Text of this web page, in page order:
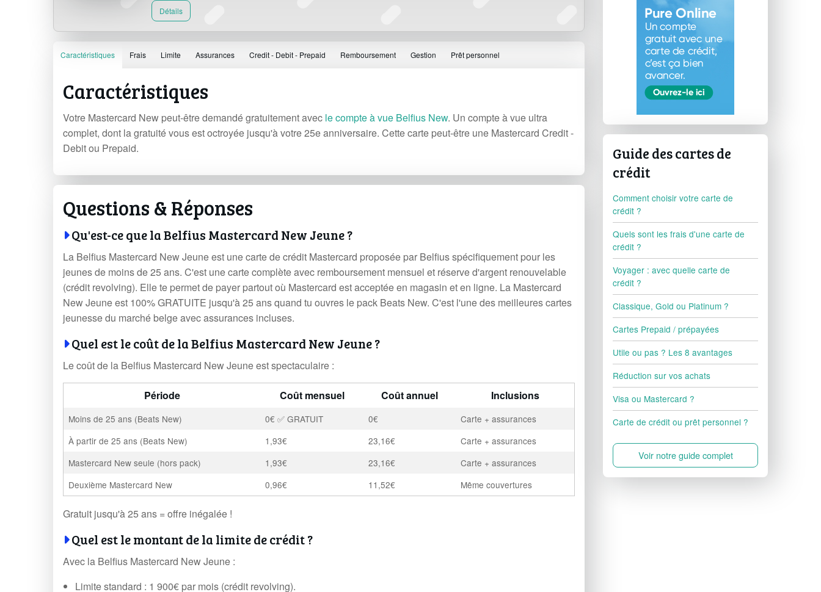
Détails
Caractéristiques Frais Limite Assurances Credit - Debit - Prepaid Remboursement Gestion Prêt personnel
Caractéristiques
Votre Mastercard New peut-être demandé gratuitement avec le compte à vue Belfius New. Un compte à vue ultra
complet, dont la gratuité vous est octroyée jusqu'à votre 25e anniversaire. Cette carte peut-être une Mastercard Credit -
Debit ou Prepaid.
Questions & Réponses
Qu'est-ce que la Belfius Mastercard New Jeune ?
La Belfius Mastercard New Jeune est une carte de crédit Mastercard proposée par Belfius spécifiquement pour les
jeunes de moins de 25 ans. C'est une carte complète avec remboursement mensuel et réserve d'argent renouvelable
(crédit revolving). Elle te permet de payer partout où Mastercard est acceptée en magasin et en ligne. La Mastercard
New Jeune est 100% GRATUITE jusqu'à 25 ans quand tu ouvres le pack Beats New. C'est l'une des meilleures cartes
jeunesse du marché belge avec assurances incluses.
Quel est le coût de la Belfius Mastercard New Jeune ?
Le coût de la Belfius Mastercard New Jeune est spectaculaire :
Période Coût mensuel Coût annuel Inclusions
Moins de 25 ans (Beats New) 0€ ✅ GRATUIT 0€
Carte + assurances
À partir de 25 ans (Beats New)
1,93€ 23,16€
Carte + assurances
Mastercard New seule (hors pack)
1,93€ 23,16€
Carte + assurances
Deuxième Mastercard New
0,96€ 11,52€ Même couvertures
Gratuit jusqu'à 25 ans = offre inégalée !
Quel est le montant de la limite de crédit ?
Avec la Belfius Mastercard New Jeune :
Limite standard : 1 900€ par mois (crédit revolving).
Guide des cartes de
crédit
Comment choisir votre carte de
crédit ?
Quels sont les frais d'une carte de
crédit ?
Voyager : avec quelle carte de
crédit ?
Classique, Gold ou Platinum ?
Cartes Prepaid / prépayées
Utile ou pas ? Les 8 avantages
Réduction sur vos achats
Visa ou Mastercard ?
Carte de crédit ou prêt personnel ?
Voir notre guide complet